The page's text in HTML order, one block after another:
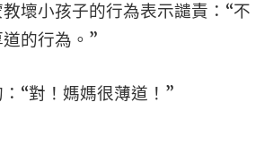
壞小孩子的行為表示譴責：“不
的行為。”
“對！媽媽很薄道！”